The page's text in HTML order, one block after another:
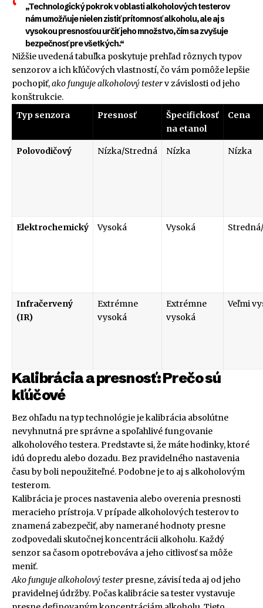
„Technologický pokrok v oblasti alkoholových testerov
nám umožňuje nielen zistiť prítomnosť alkoholu, ale aj s
vysokou presnosťou určiť jeho množstvo, čím sa zvyšuje
bezpečnosť pre všetkých.“
Nižšie uvedená tabuľka poskytuje prehľad rôznych typov
senzorov a ich kľúčových vlastností, čo vám pomôže lepšie
pochopiť,ako funguje alkoholový testerv závislosti od jeho
konštrukcie.
Typ senzora
Presnosť
Špecifickosť
na etanol
Cena
Polovodičový Nízka/Stredná Nízka Nízka
Elektrochemický Vysoká Vysoká
Infračervený
(IR)
Extrémne
vysoká
Extrémne
vysoká
Veľmi
Kalibrácia a presnosť: Prečo sú
kľúčové
Bez ohľadu na typ technológie je kalibrácia absolútne
nevyhnutná pre správne a spoľahlivé fungovanie
alkoholového testera. Predstavte si, že máte hodinky, ktoré
idú dopredu alebo dozadu. Bez pravidelného nastavenia
času by boli nepoužiteľné. Podobne je to aj s alkoholovým
testerom.
Kalibrácia je proces nastavenia alebo overenia presnosti
meracieho prístroja. V prípade alkoholových testerov to
znamená zabezpečiť, aby namerané hodnoty presne
zodpovedali skutočnej koncentrácii alkoholu. Každý
senzor sa časom opotrebováva a jeho citlivosť sa môže
meniť.
Ako funguje alkoholový tester presne, závisí teda aj od jeho
pravidelnej údržby. Počas kalibrácie sa tester vystavuje